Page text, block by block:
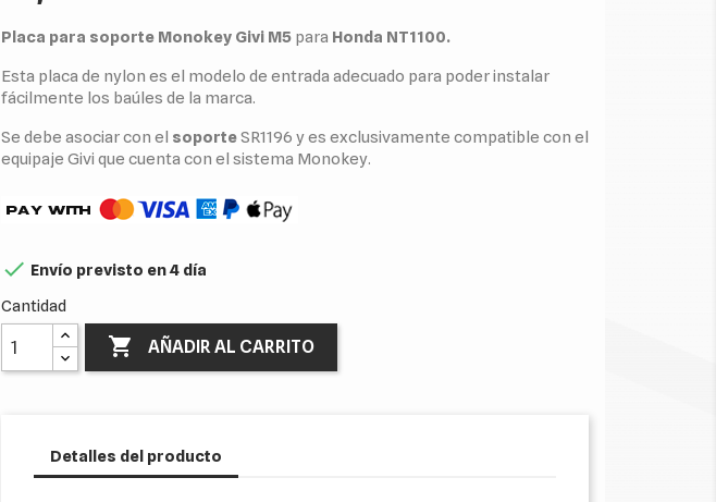
Placa para soporte Monokey Givi M5 para Honda NT1100.
Esta placa de nylon es el modelo de entrada adecuado para poder instalar
fácilmente los baúles de la marca.
Se debe asociar con el soporteSR1196 y es exclusivamente compatible con el
equipaje Givi que cuenta con el sistema Monokey.
 Envío previsto en 4 día
Cantidad
 AÑADIR AL CARRITO
Detalles del producto